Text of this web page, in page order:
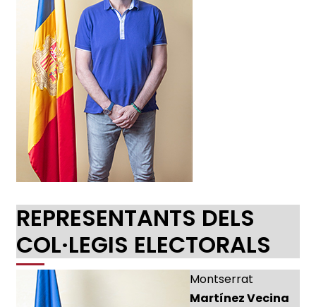
REPRESENTANTS DELS
COL·LEGIS ELECTORALS
Montserrat
Martínez Vecina